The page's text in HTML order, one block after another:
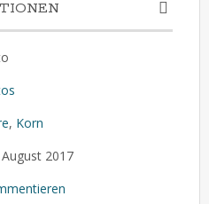
, Korn
August 2017